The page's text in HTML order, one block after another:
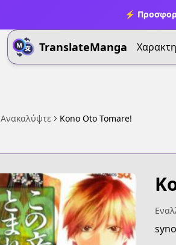
⚡
TranslateManga
Ανακαλύψτε Kono Oto Tomare!